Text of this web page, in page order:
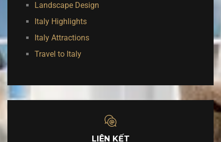
Landscape Design
Italy Highlights
Italy Attractions
Travel to Italy
LIÊN KẾT